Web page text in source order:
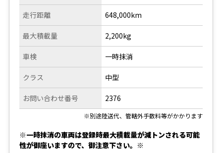
走行距離 648,000km
最大積載量
車検
クラス
お問い合わせ番号
2,200kg
一時抹消
中型
2376
※別途陸送代、管轄外手数料等がかかります
※一時抹消の車両は登録時最大積載量が減トンされる可能
性が御座いますので、御注意下さい。※